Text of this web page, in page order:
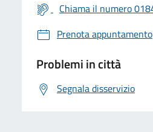
Chiama il numero
Prenota appuntamento
Problemi in città
Segnala disservizio